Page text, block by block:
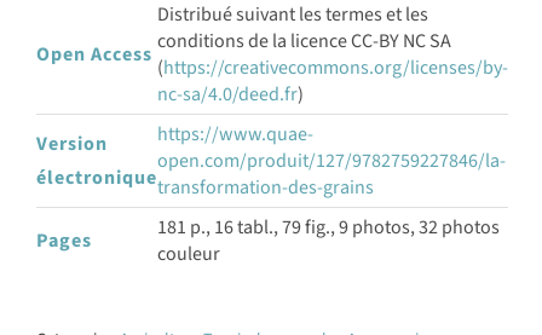
Open Access
Distribué suivant les termes et les
conditions de la licence CC-BY NC SA
(https://creativecommons.org/licenses/by-
nc-sa/4.0/deed.fr)
Version
électronique
https://www.quae-
open.com/produit/127/9782759227846/la-
transformation-des-grains
Pages
181 p., 16 tabl., 79 fig., 9 photos, 32 photos
couleur